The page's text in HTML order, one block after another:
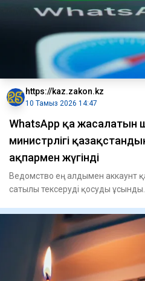
https://kaz.zakon.kz
10 Тамыз 2026 14:47
WhatsApp қа жасалатын
министрлігі
ақпармен жүгінді
Ведомство ең алдымен аккаунт
сатылы тексеруді қосуды